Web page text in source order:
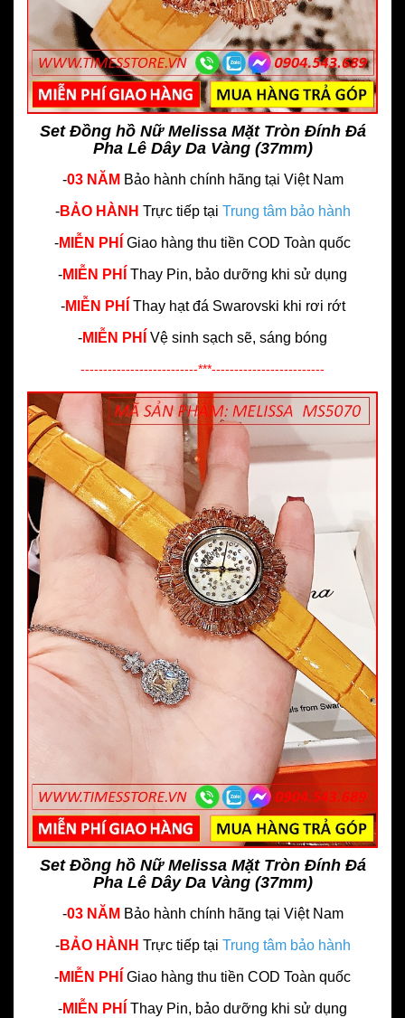
Set Đồng hồ Nữ Melissa Mặt Tròn Đính Đá
Pha Lê Dây Da Vàng (37mm)
-03 NĂM Bảo hành chính hãng tại Việt Nam
-BẢO HÀNH Trực tiếp tại Trung tâm bảo hành
-MIỄN PHÍ Giao hàng thu tiền COD Toàn quốc
-MIỄN PHÍ Thay Pin, bảo dưỡng khi sử dụng
-MIỄN PHÍ Thay hạt đá Swarovski khi rơi rớt
-MIỄN PHÍ Vệ sinh sạch sẽ, sáng bóng
--------------------------***-------------------------
Set Đồng hồ Nữ Melissa Mặt Tròn Đính Đá
Pha Lê Dây Da Vàng (37mm)
-03 NĂM Bảo hành chính hãng tại Việt Nam
-BẢO HÀNH Trực tiếp tại Trung tâm bảo hành
-MIỄN PHÍ Giao hàng thu tiền COD Toàn quốc
-MIỄN PHÍ Thay Pin, bảo dưỡng khi sử dụng